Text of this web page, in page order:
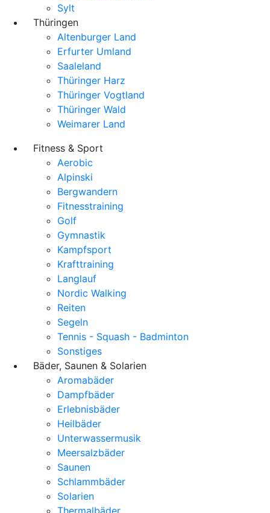
Sylt
Thüringen
Altenburger Land
Erfurter Umland
Saaleland
Thüringer Harz
Thüringer Vogtland
Thüringer Wald
Weimarer Land
Fitness & Sport
Aerobic
Alpinski
Bergwandern
Fitnesstraining
Golf
Gymnastik
Kampfsport
Krafttraining
Langlauf
Nordic Walking
Reiten
Segeln
Tennis - Squash - Badminton
Sonstiges
Bäder, Saunen & Solarien
Aromabäder
Dampfbäder
Erlebnisbäder
Heilbäder
Unterwassermusik
Meersalzbäder
Saunen
Schlammbäder
Solarien
Thermalbäder